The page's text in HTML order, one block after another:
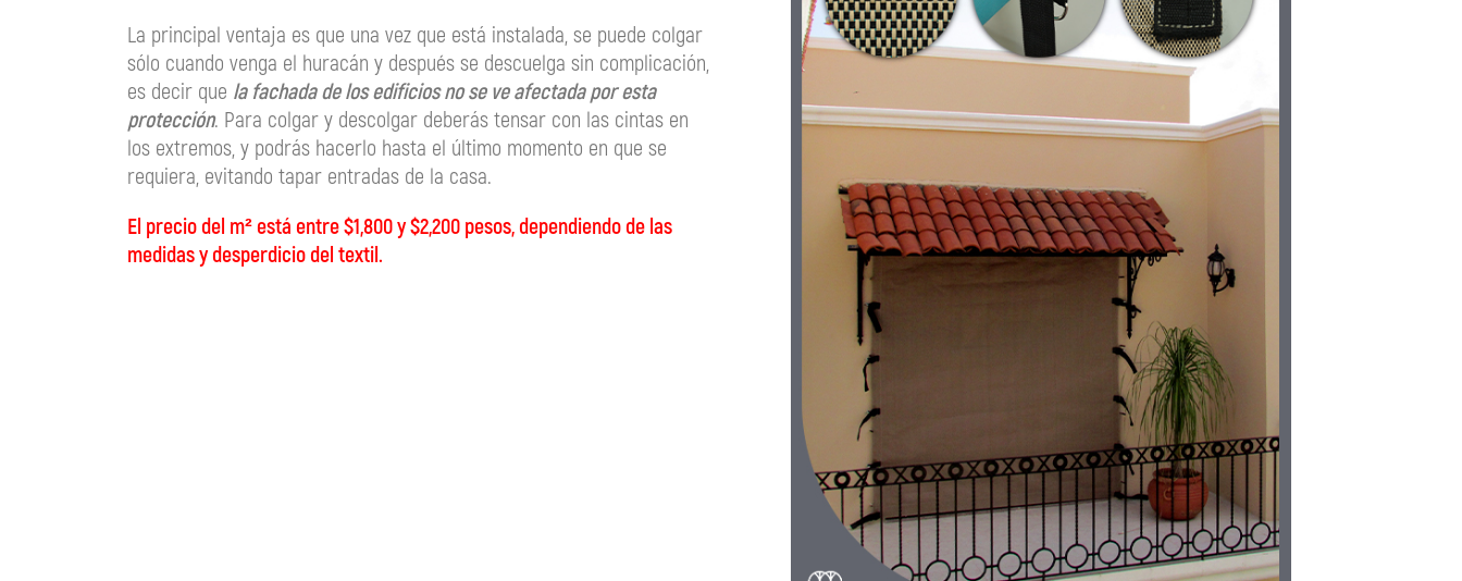
La principal ventaja es que una vez que está instalada, se puede colgar
sólo cuando venga el huracán y después se descuelga sin complicación,
es decir que la fachada de los edificios no se ve afectada por esta
protección. Para colgar y descolgar deberás tensar con las cintas en
los extremos, y podrás hacerlo hasta el último momento en que se
requiera, evitando tapar entradas de la casa.
El precio del m² está entre $1,800 y $2,200 pesos, dependiendo de las
medidas y desperdicio del textil.